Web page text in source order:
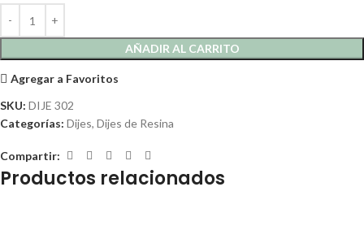
AÑADIR AL CARRITO
Agregar a Favoritos
SKU: DIJE 302
Categorías: Dijes, Dijes de Resina
Compartir:
Productos relacionados